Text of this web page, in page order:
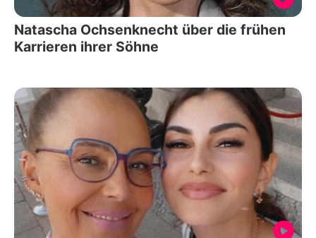
Natascha Ochsenknecht über die frühen
Karrieren ihrer Söhne